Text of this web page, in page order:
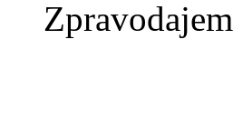
Zpravodajem